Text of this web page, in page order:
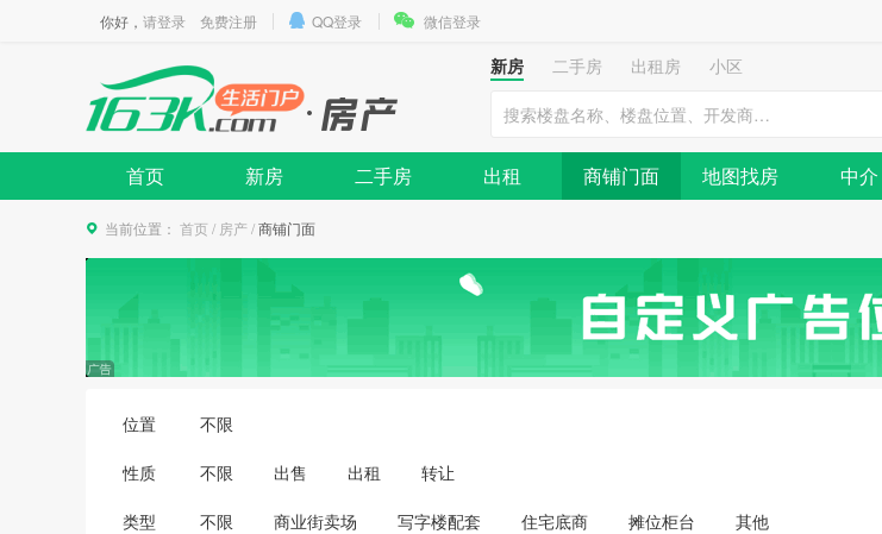
你好， 请登录 免费注册 QQ登录 微信登录
新房 二手房 出租房
小区
首页 新房 二手房 出租 商铺门面 地图找房 中介
当前位置： 首页 / 房产/商铺门面
位置 不限
性质 不限 出售 出租 转让
类型 不限 商业街卖场 写字楼配套 住宅底商 摊位柜台 其他